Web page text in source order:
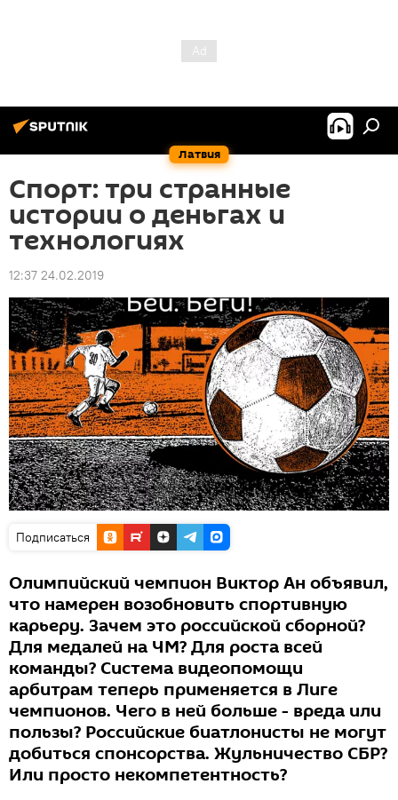
Латвия
Спорт: три странные
истории о деньгах и
технологиях
12:37 24.02.2019
Подписаться
Олимпийский чемпион Виктор Ан объявил,
что намерен возобновить спортивную
карьеру. Зачем это российской сборной?
Для медалей на ЧМ? Для роста всей
команды? Система видеопомощи
арбитрам теперь применяется в Лиге
чемпионов. Чего в ней больше - вреда или
пользы? Российские биатлонисты не могут
добиться спонсорства. Жульничество СБР?
Или просто некомпетентность?